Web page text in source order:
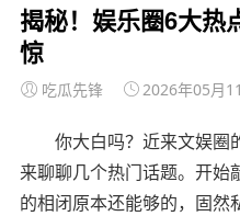
揭秘！娱乐圈6大热
惊
吃瓜先锋 2026年05月
你大白吗？近来文娱圈
来聊聊几个热门话题。开始
的相闭原本还能够的，固然